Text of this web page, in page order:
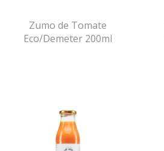
Zumo de Tomate
Eco/Demeter 200ml